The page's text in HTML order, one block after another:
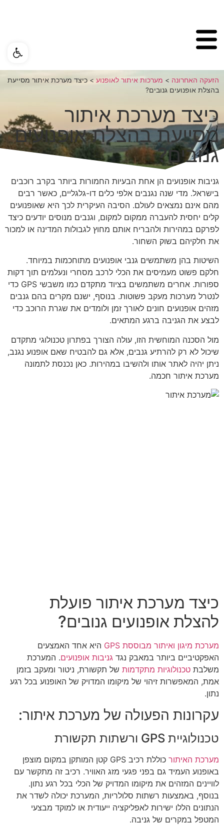
הזעקה האחרונה > מערכות איתור לאופנוע > כיצד מערכת איתור מסייעת
בהצלת אופנועים גנובים?
כיצד מערכת איתור
מסייעת בהצלת אופנועים
גנובים?
גניבות אופנועים הן אחת הבעיות החמורות ביותר בקרב רוכבים
בישראל. מדי שנה נגנבים אלפי כלים דו-גלגליים, כאשר רבים
מהם אינם נמצאים לעולם. הסיבה העיקרית לכך היא שאופנועים
קלים יחסית להעברה ממקום למקום, וגנבים מנוסים יודעים כיצד
לפרקם במהירות ולהבריח אותם מחוץ לגבולות המדינה או למכור
את חלקיהם בשוק השחור.
השיטות בהן משתמשים גנבי אופנועים מתוחכמות במיוחד.
חלקם פשוט מעמיסים את הכלי לרכב מסחרי ונעלמים תוך דקות
ספורות. אחרים משתמשים בציוד מתקדם כמו משבשי GPS כדי
לנטרל מערכות מעקב פשוטות. בנוסף, ישנם מקרים בהם גנבים
מזהים אופנועים חונים לאורך זמן ולומדים את שגרת הרוכב כדי
לבצע את הגניבה ברגע המתאים.
מול הסכנה המוחשית הזו, עולה הצורך בפתרון טכנולוגי מתקדם
שיכול לא רק להרתיע גנבים, אלא גם להבטיח שאם אופנוע נגנב,
ניתן יהיה לאתר אותו ולהשיבו במהירות. כאן נכנסת לתמונה
מערכת איתור חכמה.
כיצד מערכת איתור פועלת
להצלת אופנועים גנובים?
מערכת מיגון ואיתור מבוססת GPS
היא אחד האמצעים
האפקטיביים ביותר במאבק נגד גניבות אופנועים. המערכת
משלבת טכנולוגיות מתקדמות של תקשורת, ניטור ומעקב בזמן
אמת, המאפשרות זיהוי של מיקומו המדויק של האופנוע בכל רגע
נתון.
עקרונות הפעולה של מערכת איתור:
טכנולוגיית GPS ורשתות תקשורת
מערכת האיתור
כוללת רכיב GPS קטן המותקן במקום מוצפן
באופנוע העמיד גם בפני פגעי מזג האוויר. רכיב זה מתקשר עם
לוויינים המזהים את מיקומו המדויק של הכלי בכל רגע נתון.
בנוסף, באמצעות רשתות סלולריות, המערכת יכולה לשדר את
הנתונים הללו ישירות לאפליקציה ייעודית או למוקד מבצעי
המטפל במקרים של גניבה.